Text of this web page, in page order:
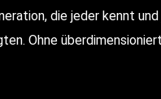
die jeder kennt
Ohne